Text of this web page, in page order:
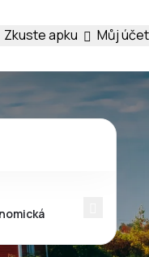
Zkuste apku Můj účet